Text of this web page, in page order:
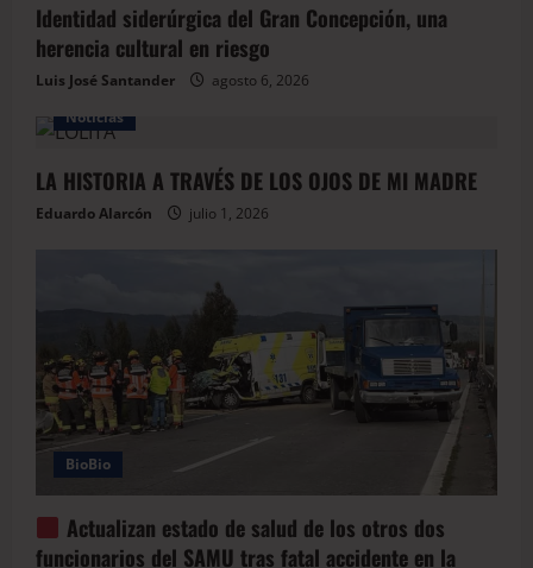
Identidad siderúrgica del Gran Concepción, una
herencia cultural en riesgo
Luis José Santander
agosto 6, 2026
Noticias
LA HISTORIA A TRAVÉS DE LOS OJOS DE MI MADRE
Eduardo Alarcón julio 1, 2026
BioBio
Actualizan estado de salud de los otros dos
funcionarios del SAMU tras fatal accidente en la